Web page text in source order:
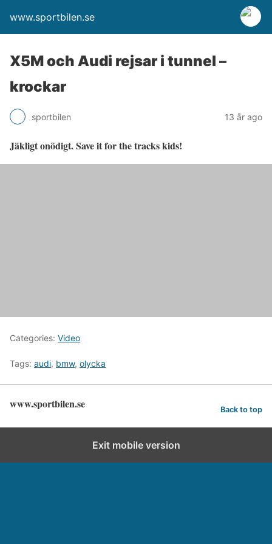
www.sportbilen.se
X5M och Audi rejsar i tunnel –
krockar
sportbilen 13 år ago
Jäkligt onödigt. Save it for the tracks kids!
Categories: Video
Tags: audi, bmw, olycka
www.sportbilen.se Back to top
Exit mobile version